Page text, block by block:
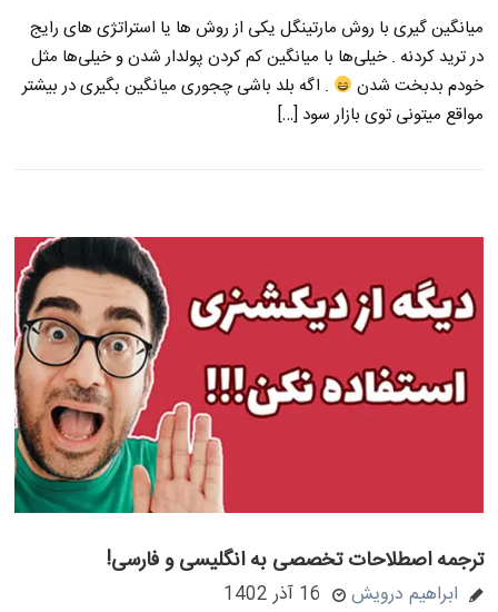
میانگین گیری با روش مارتینگل یکی از روش ها یا استراتژی های رایج
در ترید کردنه . خیلی‌ها با میانگین کم کردن پولدار شدن و خیلی‌ها مثل
خودم بدبخت شدن
. اگه بلد باشی چجوری میانگین بگیری در بیشتر
مواقع میتونی توی بازار سود […]
ترجمه اصطلاحات تخصصی به انگلیسی و فارسی!
ابراهیم درویش 16 آذر 1402